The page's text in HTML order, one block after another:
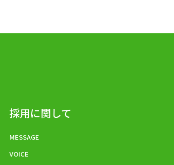
採用に関して
MESSAGE
VOICE